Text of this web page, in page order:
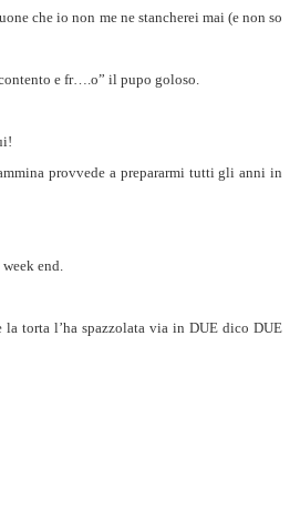
che io non me ne stancherei mai (e non so
e fr….o” il pupo goloso.
provvede a prepararmi tutti gli anni in
end.
torta l’ha spazzolata via in DUE dico DUE